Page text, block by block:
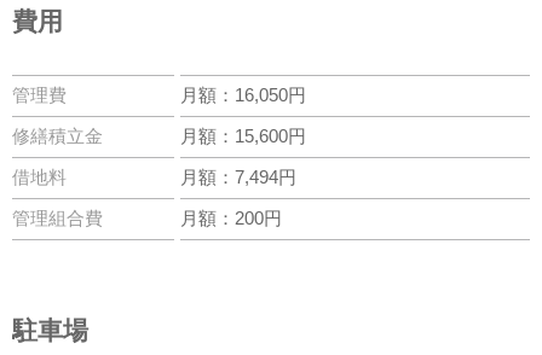
費用
管理費 月額：16,050円
修繕積立金 月額：15,600円
借地料 月額：7,494円
管理組合費 月額：200円
駐車場